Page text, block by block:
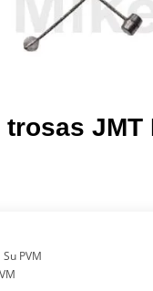
JMT
Su PVM